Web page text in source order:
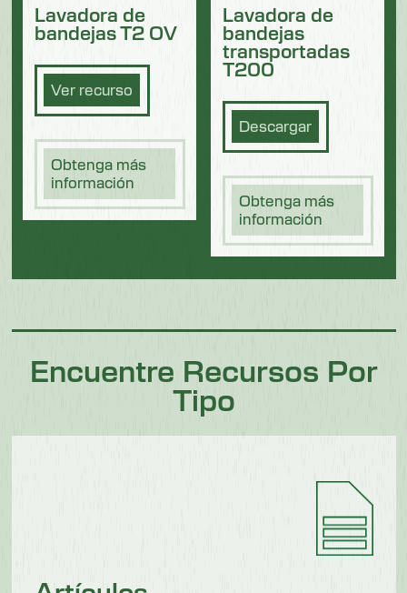
Lavadora de
bandejas T2 OV
Ver recurso
Obtenga más
información
Lavadora de
bandejas
transportadas
T200
Descargar
Obtenga más
información
Encuentre Recursos Por
Tipo